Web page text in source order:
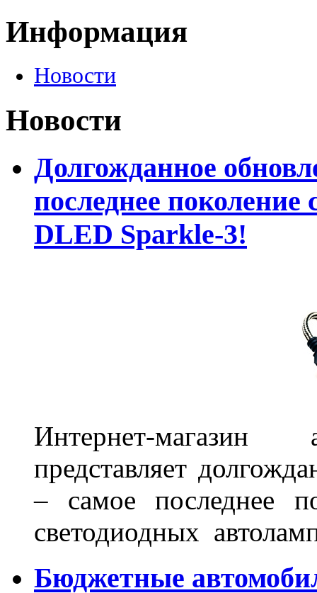
Информация
Новости
Новости
Долгожданное
последнее
DLED Sparkle-3!
Интернет-магазин
представляет
– самое последнее
светодиодных
Бюджетные